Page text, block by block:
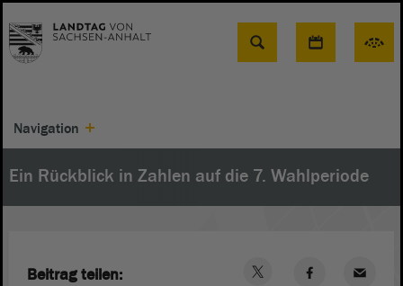
Suche
Navigation
Ein Rückblick in Zahlen auf die 7. Wahlperiode
Beitrag teilen: